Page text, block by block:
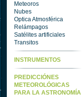
Meteoros
Nubes
Optica Atmosférica
Relámpagos
Satélites artificiales
Transitos
INSTRUMENTOS
PREDICCIÓNES
METEOROLÓGICAS
PARA LA ASTRONOMÍA